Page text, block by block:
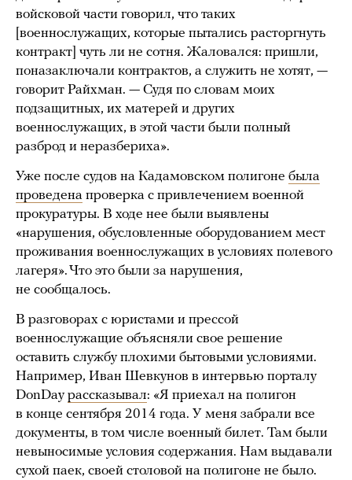
войсковой части говорил, что таких
[военнослужащих, которые пытались расторгнуть
контракт] чуть ли не сотня. Жаловался: пришли,
поназаключали контрактов, а служить не хотят, —
говорит Райхман. — Судя по словам моих
подзащитных, их матерей и других
военнослужащих, в этой части были полный
разброд и неразбериха».
Уже после судов на Кадамовском полигоне была
проведена проверка с привлечением военной
прокуратуры. В ходе нее были выявлены
«нарушения, обусловленные оборудованием мест
проживания военнослужащих в условиях полевого
лагеря». Что это были за нарушения,
не сообщалось.
В разговорах с юристами и прессой
военнослужащие объясняли свое решение
оставить службу плохими бытовыми условиями.
Например, Иван Шевкунов в интервью порталу
DonDayрассказывал: «Я приехал на полигон
в конце сентября 2014 года. У меня забрали все
документы, в том числе военный билет. Там были
невыносимые условия содержания. Нам выдавали
сухой паек, своей столовой на полигоне не было.